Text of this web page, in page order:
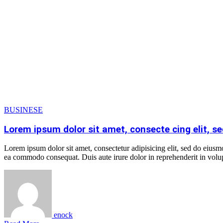
BUSINESE
Lorem ipsum dolor sit amet, consecte cing elit,
Lorem ipsum dolor sit amet, consectetur adipisicing elit, sed do
ea commodo consequat. Duis aute irure dolor in reprehenderit in
enock